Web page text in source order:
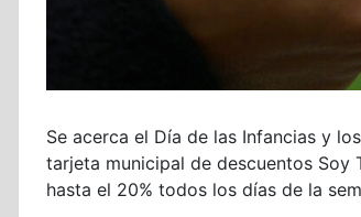
Se acerca el Día de las Infancias y
tarjeta municipal de descuentos Soy
hasta el 20% todos los días de la